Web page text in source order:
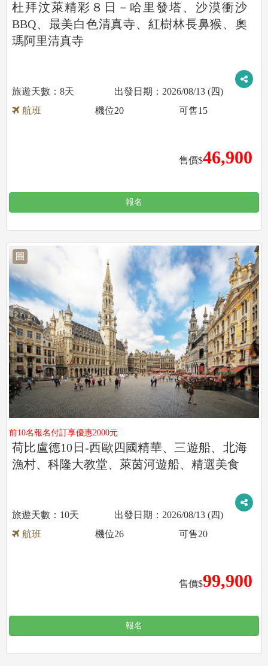
杜拜汶萊精彩８日－哈里發塔、沙漠衝沙
BBQ、最美白色清真寺、紅樹林長鼻猴、奧
瑪阿里清真寺
8天
2026/08/13 (四)
航班
售價$46,900
機位20 可售15
報名
團
前10名報名付訂享優惠2000元
荷比盧德10日-西歐四國精華、三遊船、北海
漁村、科隆大教堂、萊茵河遊船、精選美食
10天
2026/08/13 (四)
航班
售價$99,900
機位26 可售20
報名